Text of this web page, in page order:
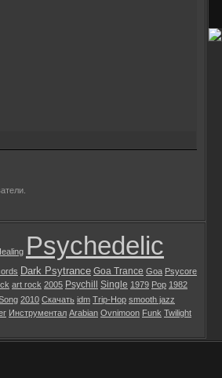
Psychedelic
Dark Psytrance Goa Trance Goa Psycore
art rock 2005 Psychill Single 1979 Pop 1982
2010 Скачать idm Trip-Hop smooth jazz
Инструментал Arabian Ovnimoon Funk Twilight